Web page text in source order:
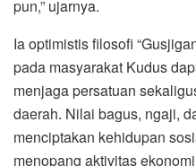
pun,” ujarnya.
Ia optimistis filosofi
pada masyarakat Kudus
menjaga persatuan
daerah. Nilai bagus, ngaji,
menciptakan kehidupan
menopang aktivitas